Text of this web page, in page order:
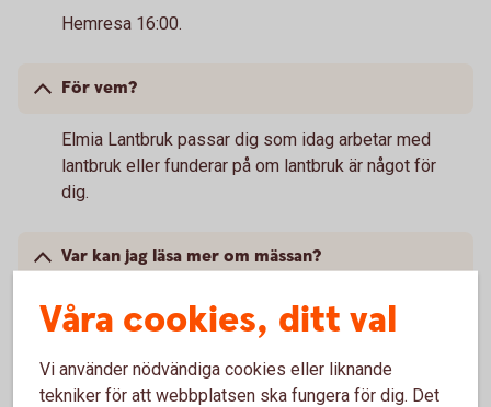
Hemresa 16:00.
För vem?
Elmia Lantbruk passar dig som idag arbetar med
lantbruk eller funderar på om lantbruk är något för
dig.
Var kan jag läsa mer om mässan?
Elmia Lantbruks officiella hemsida
Vad kostar det?
Våra cookies, ditt val
Vi använder nödvändiga cookies eller liknande
tekniker för att webbplatsen ska fungera för dig. Det